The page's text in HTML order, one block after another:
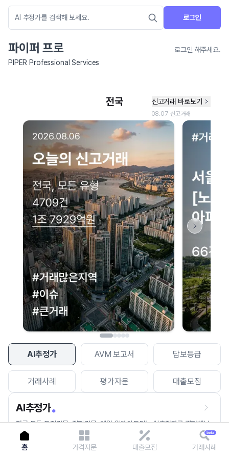
로그인
파이퍼 프로
로그인 해주세요.
PIPER Professional Services
AI추정가 AVM 보고서 담보등급
거래사례 평가자문 대출모집
AI추정가
전국 모든 토지건물, 집합건물, 매월 업데이트되는 AI추정가를 경험해보
세요.
네이버 지도 연결 안내
현재 네이버 지도 연결이 원활하지 않아 지도를 불러올 수 없습니다.
이용에 불편을 드려 죄송합니다.
다시 시도
홈 가격자문 대출모집 거래사례